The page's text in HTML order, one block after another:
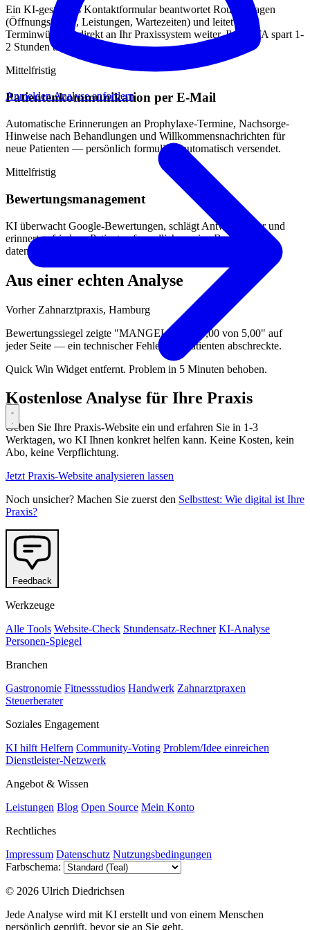
AnmeldenAnalyse anfordern
Ein KI-gestütztes Kontaktformular beantwortet Routinefragen
(Öffnungszeiten, Leistungen, Wartezeiten) und leitet echte
Terminwünsche direkt an Ihr Praxissystem weiter. Ihre MFA spart 1-
2 Stunden täglich.
Mittelfristig
Patientenkommunikation per E-Mail
Automatische Erinnerungen an Prophylaxe-Termine, Nachsorge-
Hinweise nach Behandlungen und Willkommensnachrichten für
neue Patienten — persönlich formuliert, automatisch versendet.
Mittelfristig
Bewertungsmanagement
KI überwacht Google-Bewertungen, schlägt Antworten vor und
erinnert zufriedene Patienten freundlich an eine Bewertung —
datenschutzkonform und unaufdringlich.
Aus einer echten Analyse
Vorher Zahnarztpraxis, Hamburg
Bewertungssiegel zeigte "MANGELHAFT 0,00 von 5,00" auf
jeder Seite — ein technischer Fehler, der Patienten abschreckte.
Quick Win Widget entfernt. Problem in 5 Minuten behoben.
Kostenlose Analyse für Ihre Praxis
Geben Sie Ihre Praxis-Website ein und erfahren Sie in 1-3
Werktagen, wo KI Ihnen konkret helfen kann. Keine Kosten, kein
Abo, keine Verpflichtung.
Jetzt Praxis-Website analysieren lassen
Noch unsicher? Machen Sie zuerst den Selbsttest: Wie digital ist Ihre
Praxis?
Feedback
Werkzeuge
Alle Tools Website-Check Stundensatz-Rechner KI-Analyse
Personen-Spiegel
Branchen
Gastronomie Fitnessstudios Handwerk Zahnarztpraxen
Steuerberater
Soziales Engagement
KI hilft Helfern Community-Voting Problem/Idee einreichen
Dienstleister-Netzwerk
Angebot & Wissen
Leistungen Blog Open Source Mein Konto
Rechtliches
Impressum Datenschutz Nutzungsbedingungen
Farbschema:
© 2026 Ulrich Diedrichsen
Jede Analyse wird mit KI erstellt und von einem Menschen
persönlich geprüft, bevor sie an Sie geht.